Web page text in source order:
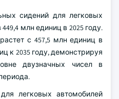
сидений для легковых
млн единиц в 2025 году.
с 457,5 млн единиц в
к 2035 году, демонстрируя
двузначных чисел в
легковых автомобилей